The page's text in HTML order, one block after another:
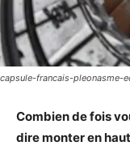
capsule-francais-pleonasme-
Combien de fois
dire monter en